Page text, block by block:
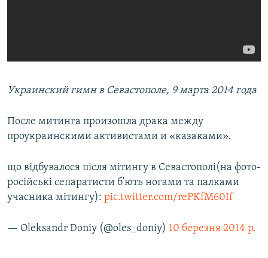
Украинский гимн в Севастополе, 9 марта 2014 года
После митинга произошла драка между
проукраинскими активистами и «казаками».
що відбувалося після мітингу в Севастополі(на фото-
російські сепаратисти б'ють ногами та палками
учасника мітингу): pic.twitter.com/rePKfM60If
— Oleksandr Doniy (@oles_doniy) 10 березня 2014 р.